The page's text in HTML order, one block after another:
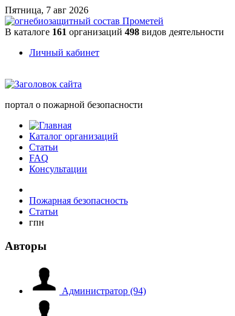
Пятница, 7 авг 2026
В каталоге 161 организаций 498 видов деятельности
Личный кабинет
портал о пожарной безопасности
Каталог организаций
Статьи
FAQ
Консультации
Пожарная безопасность
Статьи
гпн
Авторы
Администратор (94)